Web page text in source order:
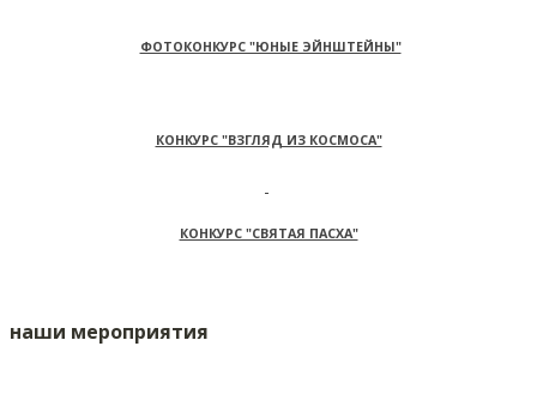
ФОТОКОНКУРС "ЮНЫЕ ЭЙНШТЕЙНЫ"
КОНКУРС "ВЗГЛЯД ИЗ КОСМОСА"
КОНКУРС "СВЯТАЯ ПАСХА"
наши мероприятия